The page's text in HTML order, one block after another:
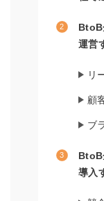
BtoB
運営
リ
顧
ブ
BtoB
導入